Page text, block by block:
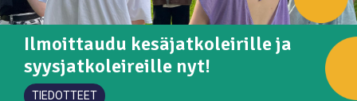
Ilmoittaudu kesäjatkoleirille ja
syysjatkoleireille nyt!
TIEDOTTEET